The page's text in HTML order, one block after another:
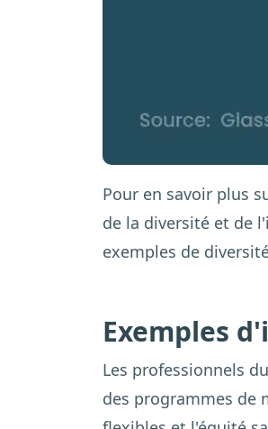
Pour en savoir plus
de la diversité et de
exemples de
Exemples
Les professionnels
des programmes de